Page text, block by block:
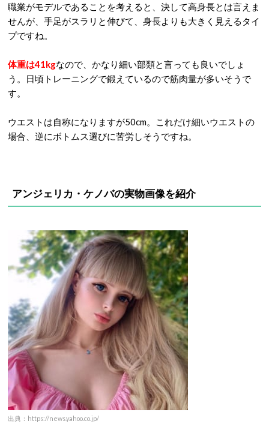
職業がモデルであることを考えると、決して高身長とは言えま
せんが、手足がスラリと伸びて、身長よりも大きく見えるタイ
プですね。
体重は41kgなので、かなり細い部類と言っても良いでしょ
う。日頃トレーニングで鍛えているので筋肉量が多いそうで
す。
ウエストは自称になりますが50cm。これだけ細いウエストの
場合、逆にボトムス選びに苦労しそうですね。
アンジェリカ・ケノバの実物画像を紹介
出典：https://news.yahoo.co.jp/